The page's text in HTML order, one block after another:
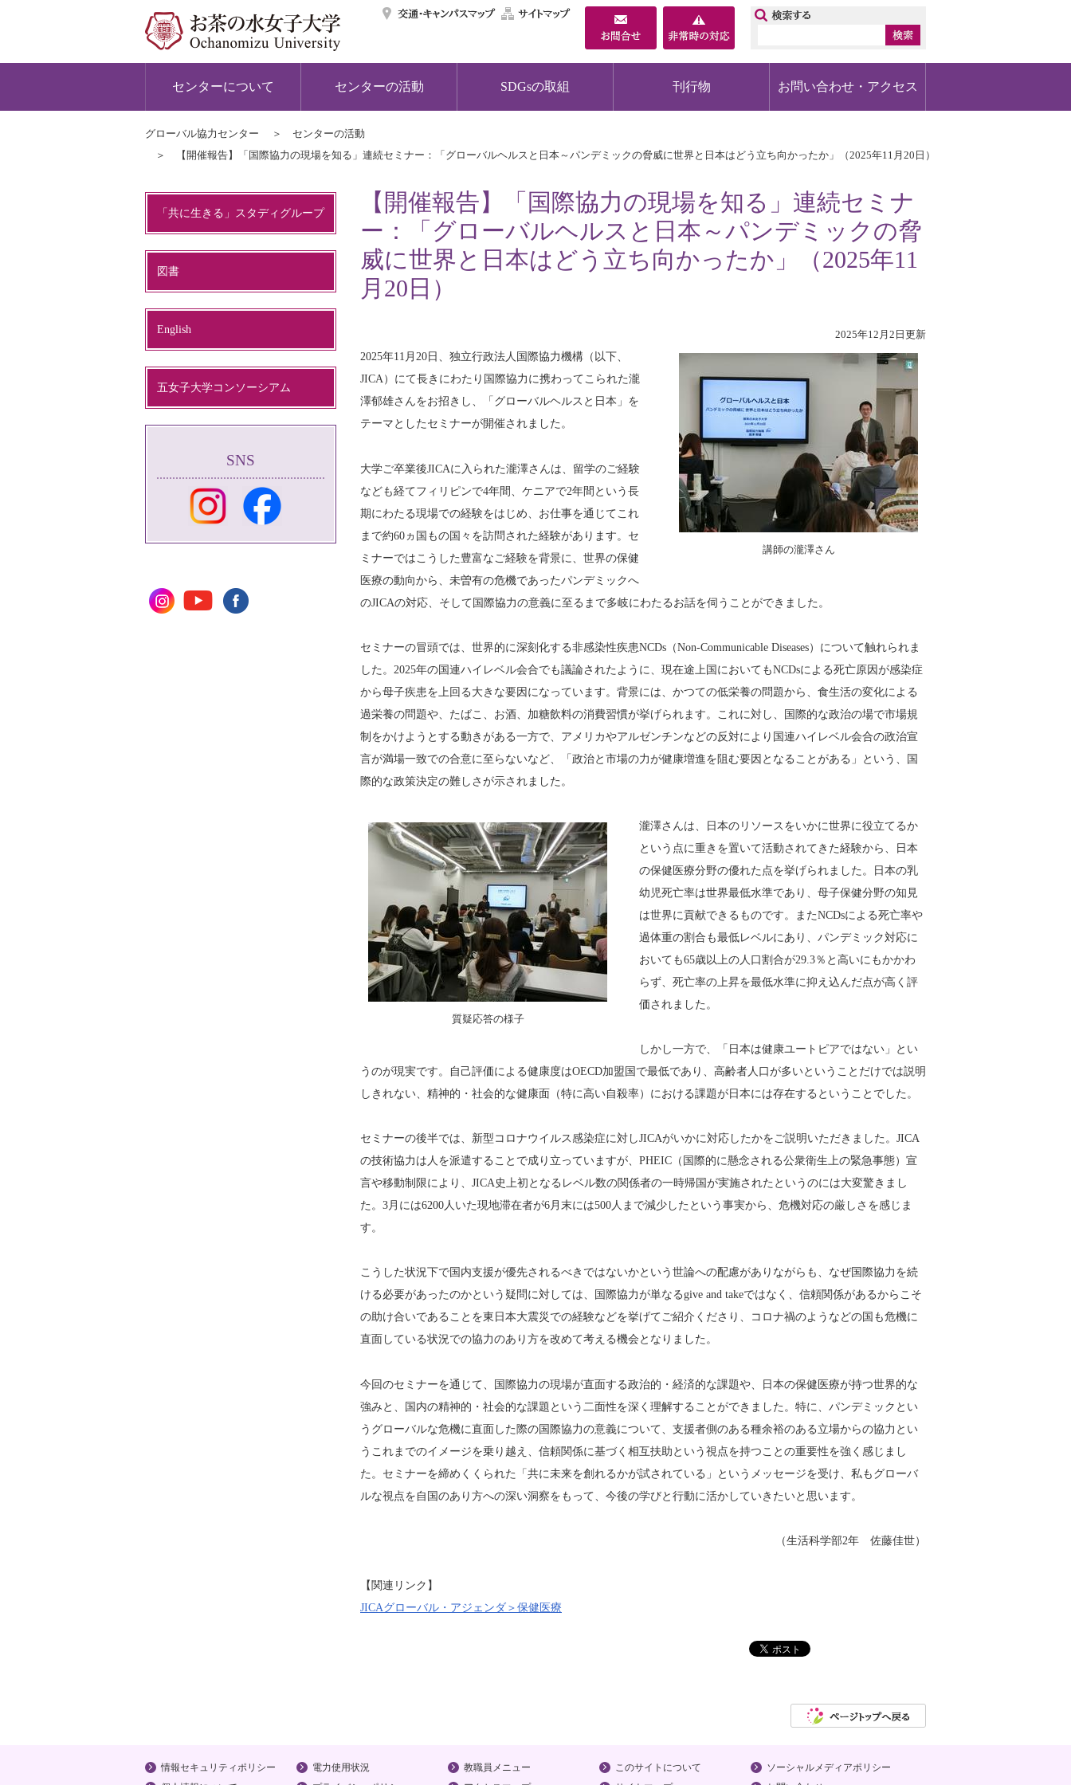
交通・キャンパスマップ
サイトマップ
センターについて センターの活動 SDGsの取組 刊行物 お問い合わせ・アクセス
グローバル協力センター
センターの活動
【開催報告】「国際協力の現場を知る」連続セミナー：「グローバルヘルスと日本～パンデミックの脅威に世界と日本はどう立ち向かったか」（2025年11月20日）
【開催報告】「国際協力の現場を知る」連続セミナ
ー：「グローバルヘルスと日本～パンデミックの脅
威に世界と日本はどう立ち向かったか」（2025年11
月20日）
2025年12月2日更新
講師の瀧澤さん
2025年11月20日、独立行政法人国際協力機構（以下、
JICA）にて長きにわたり国際協力に携わってこられた瀧
澤郁雄さんをお招きし、「グローバルヘルスと日本」を
テーマとしたセミナーが開催されました。
大学ご卒業後JICAに入られた瀧澤さんは、留学のご経験
なども経てフィリピンで4年間、ケニアで2年間という長
期にわたる現場での経験をはじめ、お仕事を通じてこれ
まで約60ヵ国もの国々を訪問された経験があります。セ
ミナーではこうした豊富なご経験を背景に、世界の保健
医療の動向から、未曽有の危機であったパンデミックへ
のJICAの対応、そして国際協力の意義に至るまで多岐にわたるお話を伺うことができました。
セミナーの冒頭では、世界的に深刻化する非感染性疾患NCDs（Non-Communicable Diseases）について触れられま
した。2025年の国連ハイレベル会合でも議論されたように、現在途上国においてもNCDsによる死亡原因が感染症
から母子疾患を上回る大きな要因になっています。背景には、かつての低栄養の問題から、食生活の変化による
過栄養の問題や、たばこ、お酒、加糖飲料の消費習慣が挙げられます。これに対し、国際的な政治の場で市場規
制をかけようとする動きがある一方で、アメリカやアルゼンチンなどの反対により国連ハイレベル会合の政治宣
言が満場一致での合意に至らないなど、「政治と市場の力が健康増進を阻む要因となることがある」という、国
際的な政策決定の難しさが示されました。
質疑応答の様子
瀧澤さんは、日本のリソースをいかに世界に役立てるか
という点に重きを置いて活動されてきた経験から、日本
の保健医療分野の優れた点を挙げられました。日本の乳
幼児死亡率は世界最低水準であり、母子保健分野の知見
は世界に貢献できるものです。またNCDsによる死亡率や
過体重の割合も最低レベルにあり、パンデミック対応に
おいても65歳以上の人口割合が29.3％と高いにもかかわ
らず、死亡率の上昇を最低水準に抑え込んだ点が高く評
価されました。
しかし一方で、「日本は健康ユートピアではない」とい
うのが現実です。自己評価による健康度はOECD加盟国で最低であり、高齢者人口が多いということだけでは説明
しきれない、精神的・社会的な健康面（特に高い自殺率）における課題が日本には存在するということでした。
セミナーの後半では、新型コロナウイルス感染症に対しJICAがいかに対応したかをご説明いただきました。JICA
の技術協力は人を派遣することで成り立っていますが、PHEIC（国際的に懸念される公衆衛生上の緊急事態）宣
言や移動制限により、JICA史上初となるレベル数の関係者の一時帰国が実施されたというのには大変驚きまし
た。3月には6200人いた現地滞在者が6月末には500人まで減少したという事実から、危機対応の厳しさを感じま
す。
こうした状況下で国内支援が優先されるべきではないかという世論への配慮がありながらも、なぜ国際協力を続
ける必要があったのかという疑問に対しては、国際協力が単なるgive and takeではなく、信頼関係があるからこそ
の助け合いであることを東日本大震災での経験などを挙げてご紹介くださり、コロナ禍のようなどの国も危機に
直面している状況での協力のあり方を改めて考える機会となりました。
今回のセミナーを通じて、国際協力の現場が直面する政治的・経済的な課題や、日本の保健医療が持つ世界的な
強みと、国内の精神的・社会的な課題という二面性を深く理解することができました。特に、パンデミックとい
うグローバルな危機に直面した際の国際協力の意義について、支援者側のある種余裕のある立場からの協力とい
うこれまでのイメージを乗り越え、信頼関係に基づく相互扶助という視点を持つことの重要性を強く感じまし
た。セミナーを締めくくられた「共に未来を創れるかが試されている」というメッセージを受け、私もグローバ
ルな視点を自国のあり方への深い洞察をもって、今後の学びと行動に活かしていきたいと思います。
（生活科学部2年 佐藤佳世）
【関連リンク】
JICAグローバル・アジェンダ＞保健医療
「共に生きる」スタディグループ
図書
English
五女子大学コンソーシアム
SNS
情報セキュリティポリシー 電力使用状況 教職員メニュー このサイトについて ソーシャルメディアポリシー